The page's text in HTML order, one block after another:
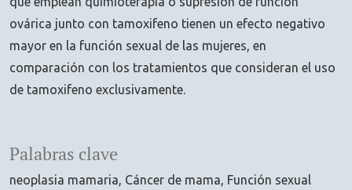
Palabras clave
neoplasia mamaria Cáncer de mama Función sexual
ovárica junto con tamoxifeno tienen un efecto negativo
mayor en la función sexual de las mujeres, en
comparación con los tratamientos que consideran el uso
de tamoxifeno exclusivamente.